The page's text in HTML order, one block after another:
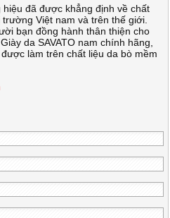
đã được khẳng định về chất
Việt nam và trên thế giới.
bạn đồng hành thân thiện cho
da SAVATO nam chính hãng,
làm trên chất liệu da bò mềm